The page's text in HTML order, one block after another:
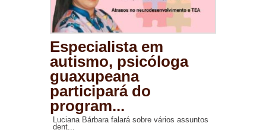
Especialista em
autismo, psicóloga
guaxupeana
participará do
program...
Luciana Bárbara falará sobre vários assuntos
dent...